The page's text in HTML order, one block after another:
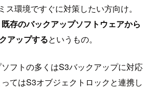
ス環境ですぐに対策したい方向け。
既存のバックアップソフトウェアから
アップするというもの。
フトの多くはS3バックアップに対応
てはS3オブジェクトロックと連携し